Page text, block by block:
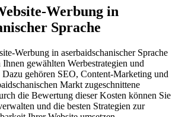
Werbung in
Sprache
Werbung in aserbaidschanischer Sprache
gewählten Werbestrategien und
gehören SEO, Content-Marketing und
Markt zugeschnittene
die Bewertung dieser Kosten können Sie
und die besten Strategien zur